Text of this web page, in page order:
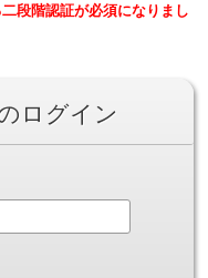
段階認証が必須になりまし
ログイン